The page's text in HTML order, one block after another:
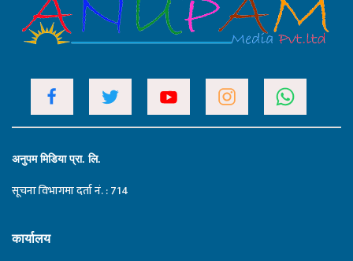
अनुपम मिडिया प्रा. लि.
सूचना विभागमा दर्ता नं. : 714
कार्यालय